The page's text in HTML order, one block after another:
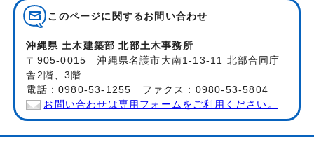
このページに関する お問い合わせ
沖縄県 土木建築部 北部土木事務所
〒905-0015 沖縄県名護市大南1-13-11 北部合同庁
舎2階、3階
電話：0980-53-1255 ファクス：0980-53-5804
お問い合わせは専用フォームをご利用ください。